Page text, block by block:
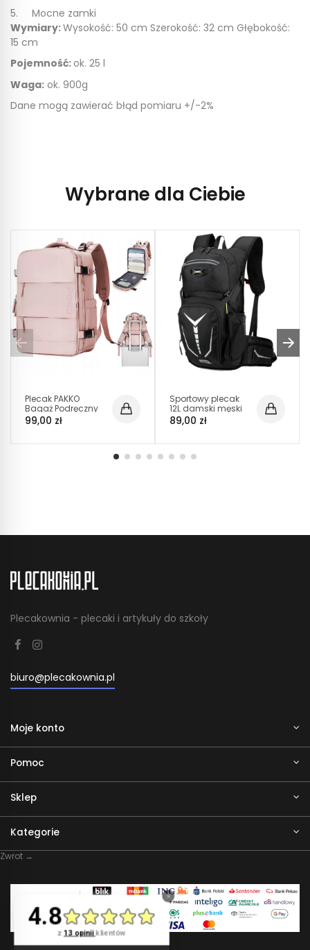
5. Mocne zamki
Wymiary:Wysokość: 50 cm Szerokość: 32 cm Głębokość:
15 cm
Pojemność: ok. 25 l
Waga: ok. 900g
Dane mogą zawierać błąd pomiaru +/-2%
Wybrane dla Ciebie
Plecak PAKKO
Bagaż Podręczny
do Samolotu
Wizzair Rayanair
T500
99,00 zł
Sportowy plecak
12L damski męski
czarny (PT004)
89,00 zł
Plecakownia - plecaki i artykuły do szkoły
biuro@plecakownia.pl
Moje konto
Pomoc
Sklep
Kategorie
Zwrot →